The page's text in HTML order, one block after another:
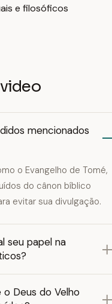
e filosóficos
mencionados
o Evangelho de Tomé,
do cânon bíblico
evitar sua divulgação.
seu papel na
Deus do Velho